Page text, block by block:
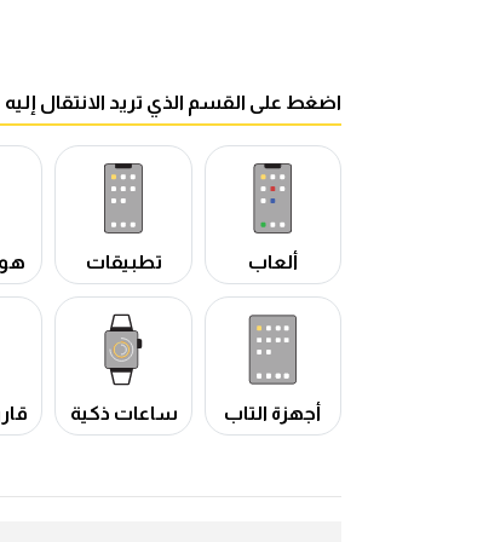
اضغط على القسم الذي تريد الانتقال إليه
ألعاب تطبيقات
أجهزة التاب ساعات ذكية